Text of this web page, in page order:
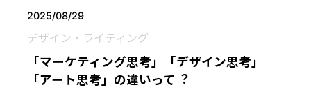
2025/08/29
デザイン・ライティング
「マーケティング思考」「デザイン思考」
「アート思考」の違いって︖